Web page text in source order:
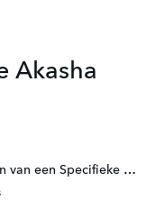
Akasha
2.2 Toegang tot de Akasha Kronieken van een Specifieke Ziel